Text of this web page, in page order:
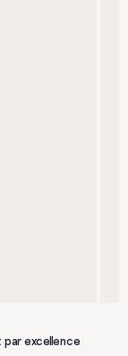
par excellence